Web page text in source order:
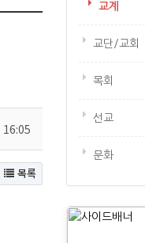
목록
교계
교단/교회
목회
선교
문화